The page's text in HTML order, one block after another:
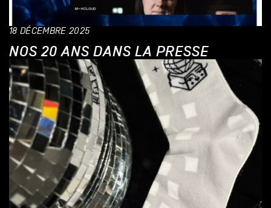
18 DÉCEMBRE 2025
NOS 20 ANS DANS LA PRESSE